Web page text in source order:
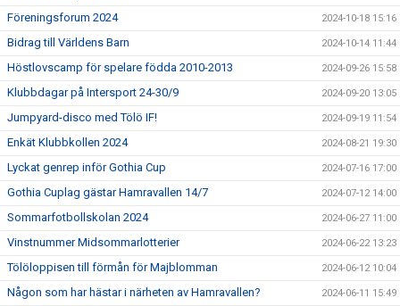
Föreningsforum 2024 2024-10-18 15:16
Bidrag till Världens Barn 2024-10-14 11:44
Höstlovscamp för spelare födda 2010-2013 2024-09-26 15:58
Klubbdagar på Intersport 24-30/9 2024-09-20 13:05
Jumpyard-disco med Tölö IF! 2024-09-19 11:54
Enkät Klubbkollen 2024 2024-08-21 19:30
Lyckat genrep inför Gothia Cup 2024-07-16 17:00
Gothia Cuplag gästar Hamravallen 14/7 2024-07-12 14:00
Sommarfotbollskolan 2024 2024-06-27 11:00
Vinstnummer Midsommarlotterier 2024-06-22 13:23
Tölöloppisen till förmån för Majblomman 2024-06-12 10:04
Någon som har hästar i närheten av Hamravallen? 2024-06-11 15:49